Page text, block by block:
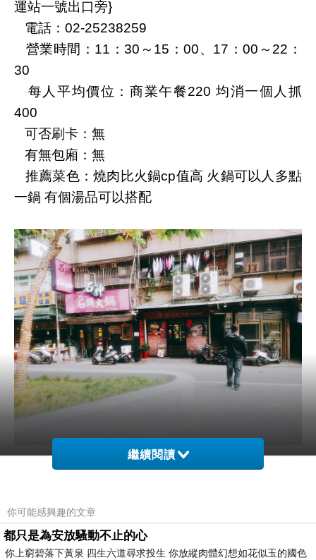
運站一號出口旁}
電話：02-25238259
營業時間：11：30～15：00、17：00～22：
30
每人平均價位：商業午餐220 均消一個人抓
400
可否刷卡：無
有無包廂：無
推薦菜色：燒肉比火鍋cp值高 火鍋可以人多點
一鍋 有個湯品可以搭配
每個人面對壓力的解套方式不同，我喜歡躲在
一片花海，一片天空，一個人，靜靜的沉澱一個
下午。
感受自然界的風聲，就能得到撫慰的力量。
繼續閱讀
你可能感興趣的文章
都只是為安放騷動不止的心
你上窮碧落下黃泉 四生六道尋求投生 你放縱肉體幻想如花似玉的國色